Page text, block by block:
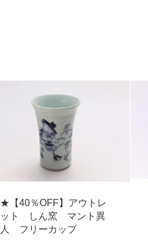
★【40％OFF】アウトレ
ット しん窯 マント異
人 フリーカップ